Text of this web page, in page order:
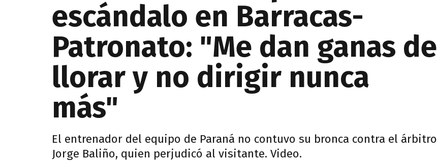
escándalo en Barracas-
Patronato: "Me dan ganas de
llorar y no dirigir nunca
más"
El entrenador del equipo de Paraná no contuvo su bronca contra el árbitro
Jorge Baliño, quien perjudicó al visitante. Video.